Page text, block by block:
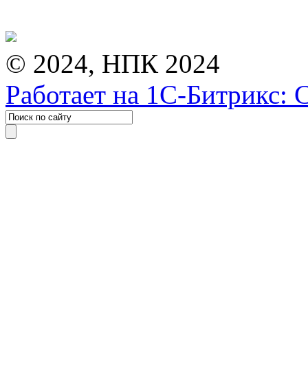
© 2024, НПК 2024
Работает на 1С-Битрикс: